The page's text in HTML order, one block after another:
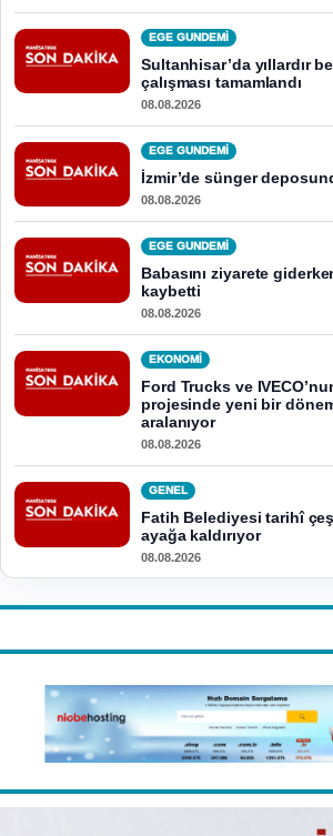
EGE GUNDEMİ
Sultanhisar’da yıllardır
çalışması tamamlandı
08.08.2026
EGE GUNDEMİ
İzmir’de sünger
08.08.2026
EGE GUNDEMİ
Babasını ziyarete
kaybetti
08.08.2026
EKONOMI
Ford Trucks ve
projesinde yeni bir
aralanıyor
08.08.2026
GENEL
Fatih Belediyesi tarihî
ayağa kaldırıyor
08.08.2026